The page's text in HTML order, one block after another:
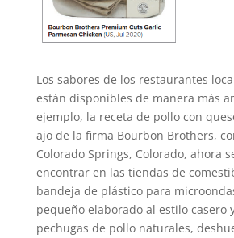
Los sabores de los restaurantes
están disponibles de manera más
ejemplo, la receta de pollo con
ajo de la firma Bourbon Brothers,
Colorado Springs, Colorado, ahora
encontrar en las tiendas de
bandeja de plástico para
pequeño elaborado al estilo casero
pechugas de pollo naturales,